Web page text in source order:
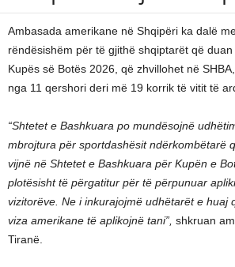
Ambasada amerikane në Shqipëri ka dalë
rëndësishëm për të gjithë shqiptarët që
Kupës së Botës 2026, që zhvillohet në
nga 11 qershori deri më 19 korrik të vitit të
“Shtetet e Bashkuara po mundësojnë
mbrojtura për sportdashësit ndërkombëtarë
vijnë në Shtetet e Bashkuara për Kupën e
plotësisht të përgatitur për të përpunuar
vizitorëve. Ne i inkurajojmë udhëtarët e huaj
viza amerikane të aplikojnë tani”, shkruan
Tiranë.